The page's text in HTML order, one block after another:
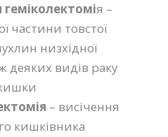
геміколектомія –
частини товстої
низхідної
деяких видів раку
– висічення
кишківника